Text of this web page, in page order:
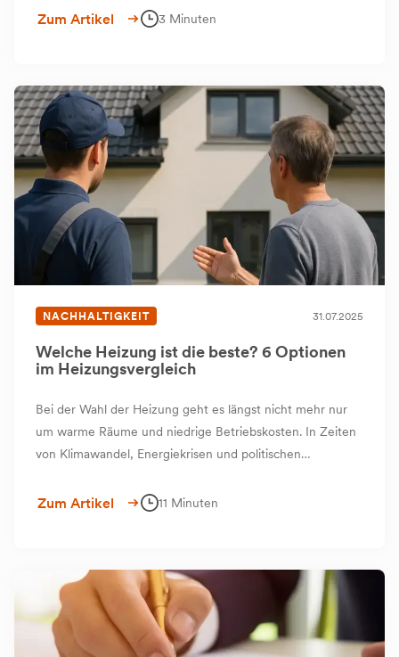
Modul.
Zum Artikel 3 Minuten
NACHHALTIGKEIT 31.07.2025
Welche Heizung ist die beste? 6 Optionen
im Heizungsvergleich
Bei der Wahl der Heizung geht es längst nicht mehr nur
um warme Räume und niedrige Betriebskosten. In Zeiten
von Klimawandel, Energiekrisen und politischen
Entscheidung mit weitreichenden Folgen – für Ihren
Zum Artikel 11 Minuten